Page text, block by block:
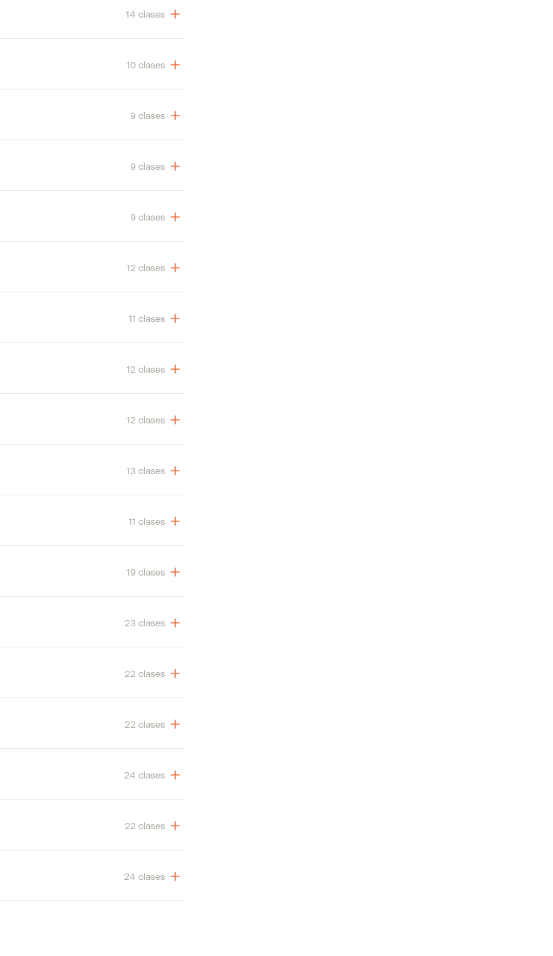
14 clases
10 clases
9 clases
9 clases
9 clases
12 clases
11 clases
12 clases
12 clases
13 clases
11 clases
19 clases
23 clases
22 clases
22 clases
24 clases
22 clases
24 clases